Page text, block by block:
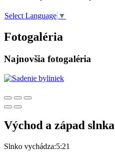
Select Language ▼
Fotogaléria
Najnovšia fotogaléria
Východ a západ slnka
Slnko vychádza:5:21